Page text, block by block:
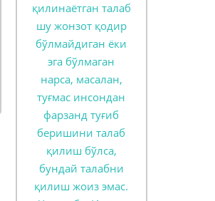
қилинаётган талаб
шу жонзот қодир
бўлмайдиган ёки
эга бўлмаган
нарса, масалан,
туғмас инсондан
фарзанд туғиб
беришини талаб
қилиш бўлса,
бундай талабни
қилиш жоиз эмас.